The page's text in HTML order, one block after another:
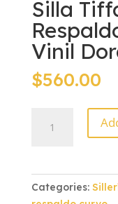
Silla
Vinil
$560.00
Tiffany
Dorado
Categories: